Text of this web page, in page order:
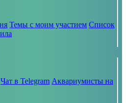
Темы с моим участием Список
Чат в Telegram Аквариумисты на